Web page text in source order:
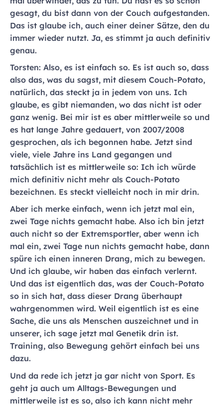
gesagt, du bist dann von der Couch aufgestanden.
Das ist glaube ich, auch einer deiner Sätze, den du
immer wieder nutzt. Ja, es stimmt ja auch definitiv
genau.
Torsten: Also, es ist einfach so. Es ist auch so, dass
also das, was du sagst, mit diesem Couch-Potato,
natürlich, das steckt ja in jedem von uns. Ich
glaube, es gibt niemanden, wo das nicht ist oder
ganz wenig. Bei mir ist es aber mittlerweile so und
es hat lange Jahre gedauert, von 2007/2008
gesprochen, als ich begonnen habe. Jetzt sind
viele, viele Jahre ins Land gegangen und
tatsächlich ist es mittlerweile so: Ich ich würde
mich definitiv nicht mehr als Couch-Potato
bezeichnen. Es steckt vielleicht noch in mir drin.
Aber ich merke einfach, wenn ich jetzt mal ein,
zwei Tage nichts gemacht habe. Also ich bin jetzt
auch nicht so der Extremsportler, aber wenn ich
mal ein, zwei Tage nun nichts gemacht habe, dann
spüre ich einen inneren Drang, mich zu bewegen.
Und ich glaube, wir haben das einfach verlernt.
Und das ist eigentlich das, was der Couch-Potato
so in sich hat, dass dieser Drang überhaupt
wahrgenommen wird. Weil eigentlich ist es eine
Sache, die uns als Menschen auszeichnet und in
unserer, ich sage jetzt mal Genetik drin ist.
Training, also Bewegung gehört einfach bei uns
dazu.
Und da rede ich jetzt ja gar nicht von Sport. Es
geht ja auch um Alltags-Bewegungen und
mittlerweile ist es so, also ich kann nicht mehr